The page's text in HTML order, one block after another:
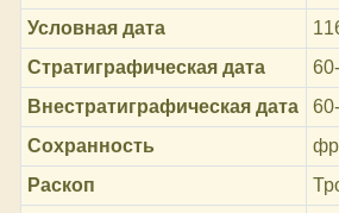
Условная дата
Стратиграфическая дата
Внестратиграфическая дата
Сохранность
Раскоп